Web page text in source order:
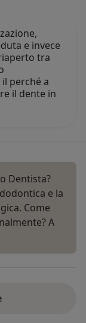
e invece
tra
perché a
il dente in
Dentista?
e la
Come
A